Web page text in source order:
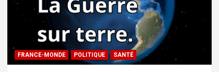
FRANCE-MONDE POLITIQUE SANTÉ